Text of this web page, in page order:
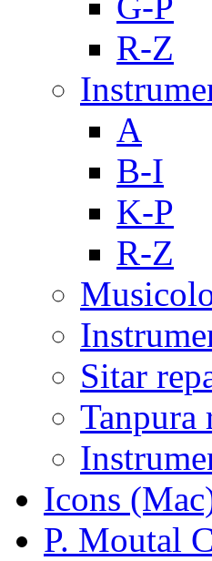
R-Z
A
B-I
K-P
R-Z
Sitar
Tanpura
Icons
P. Moutal